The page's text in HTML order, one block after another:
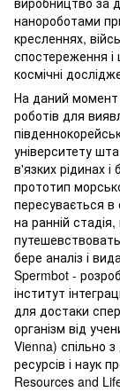
нанороботами
кресленнях,
спостереження і
космічні
На даний момент
роботів для
університету
в'язких рідинах
прототип
пересувається
на ранній
бере аналіз і
Spermbot -
інститут
для достаки
організм від
Vienna) спільно
ресурсів і наук
Resources and